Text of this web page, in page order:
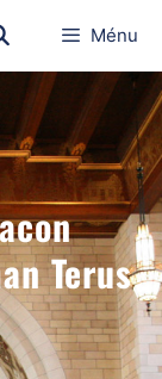
Ménu
Terus